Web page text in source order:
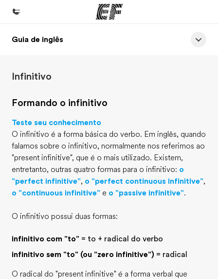
Início
Programas
Escritórios
Encontre um escritório
Sobre nós
Quem somos
Carreiras
Guia de inglês
Infinitivo
Formando o infinitivo
Teste seu conhecimento
O infinitivo é a forma básica do verbo. Em inglês, quando
falamos sobre o infinitivo, normalmente nos referimos ao
"present infinitive", que é o mais utilizado. Existem,
entretanto, outras quatro formas para o infinitivo: o
"perfect infinitive", o "perfect continuous infinitive",
o "continuous infinitive" e o "passive infinitive".
O infinitivo possui duas formas:
infinitivo com "to" = to + radical do verbo
infinitivo sem "to" (ou "zero infinitive") = radical
O radical do "present infinitive" é a forma verbal que